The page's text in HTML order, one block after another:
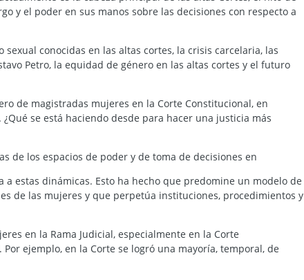
y el poder en sus manos sobre las decisiones con respecto a
conocidas en las altas cortes, la crisis carcelaria, las
Petro, la equidad de género en las altas cortes y el futuro
de magistradas mujeres en la Corte Constitucional, en
se está haciendo desde para hacer una justicia más
de los espacios de poder y de toma de decisiones en
estas dinámicas. Esto ha hecho que predomine un modelo de
de las mujeres y que perpetúa instituciones, procedimientos y
en la Rama Judicial, especialmente en la Corte
ejemplo, en la Corte se logró una mayoría, temporal, de